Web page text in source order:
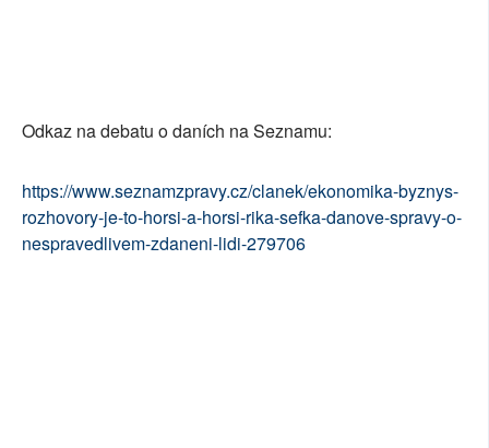
Odkaz na debatu o daních na Seznamu:
https://www.seznamzpravy.cz/clanek/ekonomika-byznys-
rozhovory-je-to-horsi-a-horsi-rika-sefka-danove-spravy-o-
nespravedlivem-zdaneni-lidi-279706